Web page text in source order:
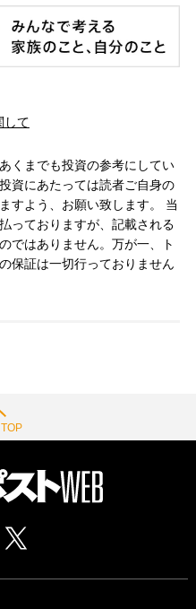
して
くまでも投資の参考にしてい
資にあたっては読者ご自身の
すよう、お願い致します。 当
っておりますが、記載される
ではありません。万が一、ト
保証は一切行っておりません